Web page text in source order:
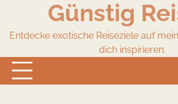
content
Günstig
Entdecke exotische Reiseziele auf
dich inspirieren.